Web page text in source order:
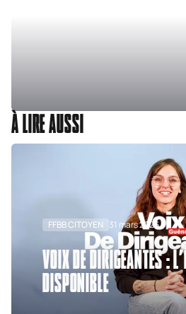
À LIRE AUSSI
FFBB CITOYEN 31 mars 2026
VOIX DE DIRIGEANTES :
DISPONIBLE